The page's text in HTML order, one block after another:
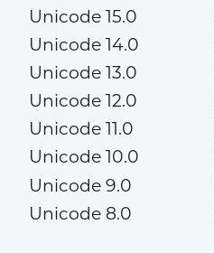
Unicode 15.0
Unicode 14.0
Unicode 13.0
Unicode 12.0
Unicode 11.0
Unicode 10.0
Unicode 9.0
Unicode 8.0